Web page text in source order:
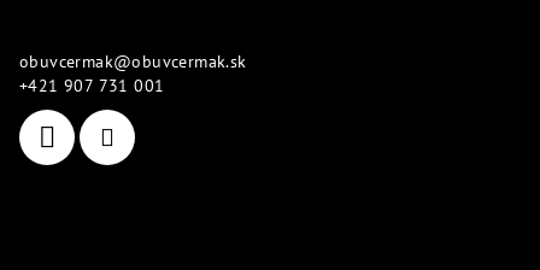
obuvcermak@obuvcermak.sk
+421 907 731 001